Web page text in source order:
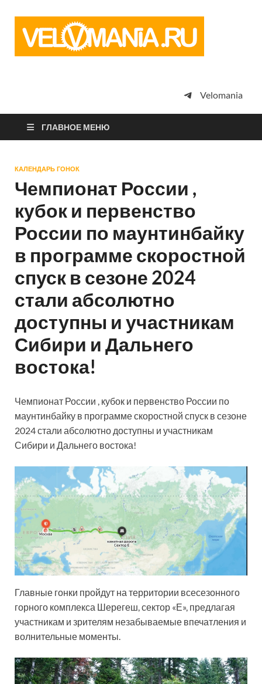
просто
Velomania
ГЛАВНОЕ МЕНЮ
КАЛЕНДАРЬ ГОНОК
Чемпионат России ,
кубок и первенство
России по маунтинбайку
в программе скоростной
спуск в сезоне 2024
стали абсолютно
доступны и участникам
Сибири и Дальнего
востока!
Чемпионат России , кубок и первенство России по
маунтинбайку в программе скоростной спуск в сезоне
2024 стали абсолютно доступны и участникам
Сибири и Дальнего востока!
Главные гонки пройдут на территории всесезонного
горного комплекса Шерегеш, сектор «Е», предлагая
участникам и зрителям незабываемые впечатления и
волнительные моменты.